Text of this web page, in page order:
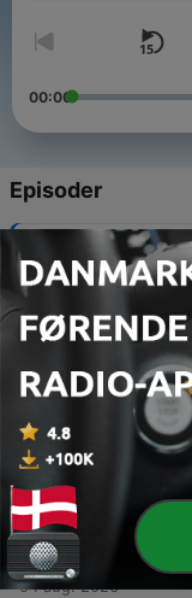
00:00
Episoder
Das NDR 2
08 aug. 2026
3859 Das NDR 2
3858 - Das NDR 2
06 aug. 2026
-
05 aug. 2026
3856 - Das NDR 2
04 aug. 2026